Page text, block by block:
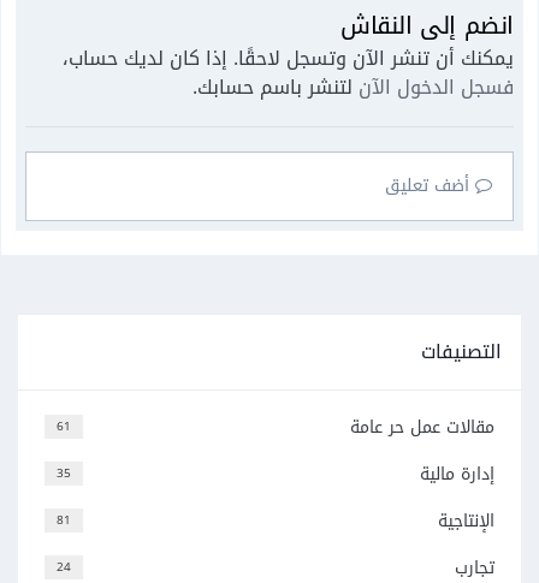
انضم إلى النقاش
يمكنك أن تنشر الآن وتسجل لاحقًا. إذا كان لديك حساب،
فسجل الدخول الآن لتنشر باسم حسابك.
أضف تعليق
التصنيفات
61 مقالات عمل حر عامة
35 إدارة مالية
81 الإنتاجية
24 تجارب